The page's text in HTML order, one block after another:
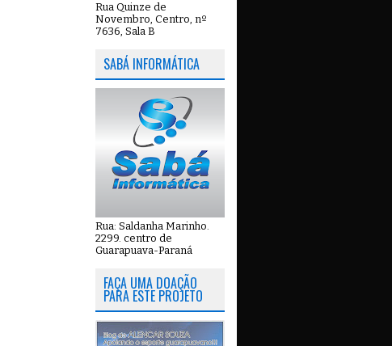
Rua Quinze de
Novembro, Centro, nº
7636, Sala B
SABÁ INFORMÁTICA
Rua: Saldanha Marinho.
2299. centro de
Guarapuava-Paraná
FAÇA UMA DOAÇÃO
PARA ESTE PROJETO